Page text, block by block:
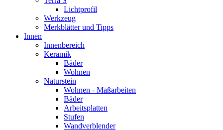
Lichtprofil
Werkzeug
Merkblätter und Tipps
Innen
Innenbereich
Keramik
Bäder
Wohnen
Naturstein
Wohnen - Maßarbeiten
Bäder
Arbeitsplatten
Stufen
Wandverblender